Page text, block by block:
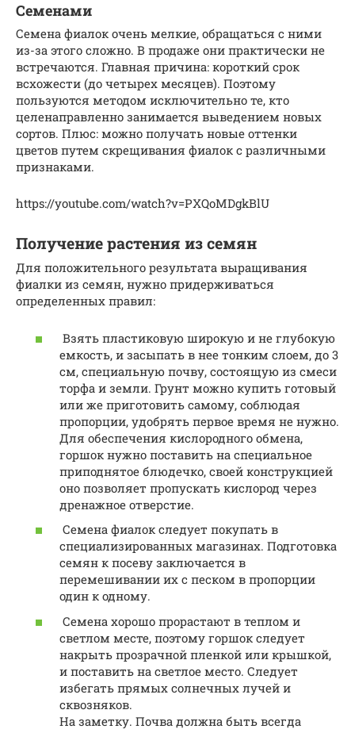
Семенами
Семена фиалок очень мелкие, обращаться с ними
из-за этого сложно. В продаже они практически не
встречаются. Главная причина: короткий срок
всхожести (до четырех месяцев). Поэтому
пользуются методом исключительно те, кто
целенаправленно занимается выведением новых
сортов. Плюс: можно получать новые оттенки
цветов путем скрещивания фиалок с различными
признаками.
https://youtube.com/watch?v=PXQoMDgkBlU
Получение растения из семян
Для положительного результата выращивания
фиалки из семян, нужно придерживаться
определенных правил:
Взять пластиковую широкую и не глубокую
емкость, и засыпать в нее тонким слоем, до 3
см, специальную почву, состоящую из смеси
торфа и земли. Грунт можно купить готовый
или же приготовить самому, соблюдая
пропорции, удобрять первое время не нужно.
Для обеспечения кислородного обмена,
горшок нужно поставить на специальное
приподнятое блюдечко, своей конструкцией
оно позволяет пропускать кислород через
дренажное отверстие.
Семена фиалок следует покупать в
специализированных магазинах. Подготовка
семян к посеву заключается в
перемешивании их с песком в пропорции
один к одному.
Семена хорошо прорастают в теплом и
светлом месте, поэтому горшок следует
накрыть прозрачной пленкой или крышкой,
и поставить на светлое место. Следует
избегать прямых солнечных лучей и
сквозняков.
На заметку. Почва должна быть всегда